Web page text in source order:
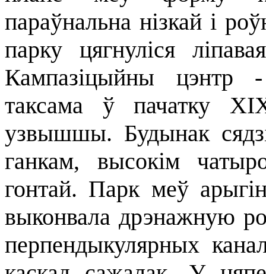
параўнальна нізкай і
парку цягнуліся
Кампазіцыйны цэнтр
таксама ў пачатку
узвышшы. Будынак
ганкам, высокім
гонтай. Парк меў
выконвала дрэнажную
перпендыкулярных